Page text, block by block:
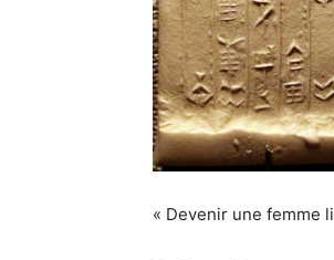
« Devenir une femme